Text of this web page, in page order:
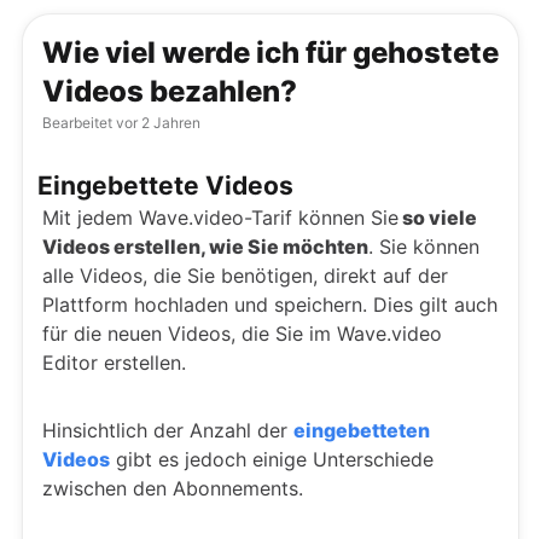
Wie viel werde ich für gehostete
Videos bezahlen?
Bearbeitet vor 2 Jahren
Eingebettete Videos
Mit jedem Wave.video-Tarif können Sieso viele
Videos erstellen, wie Sie möchten. Sie können
alle Videos, die Sie benötigen, direkt auf der
Plattform hochladen und speichern. Dies gilt auch
für die neuen Videos, die Sie im Wave.video
Editor erstellen.
Hinsichtlich der Anzahl der eingebetteten
Videos gibt es jedoch einige Unterschiede
zwischen den Abonnements.